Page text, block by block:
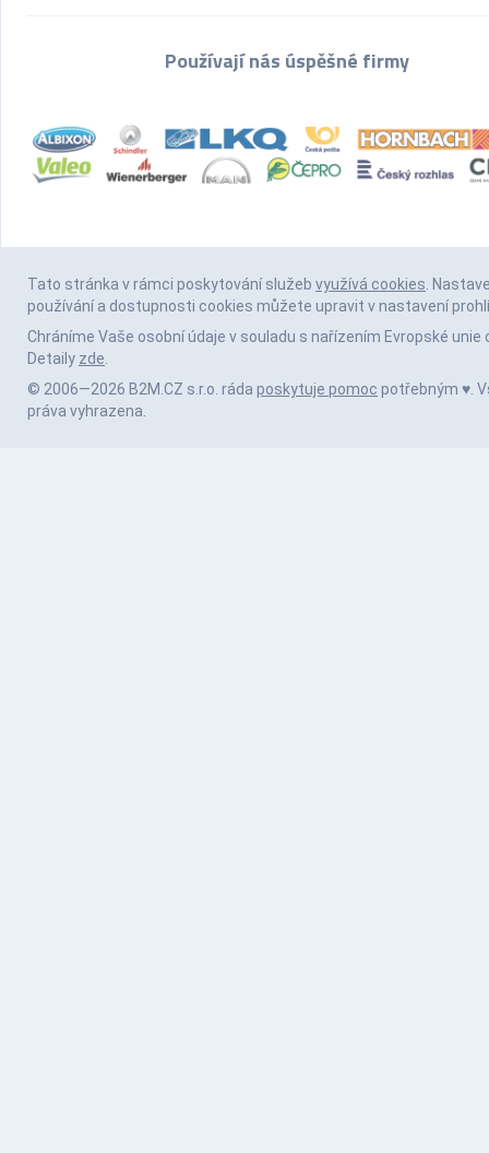
Používají nás úspěšné firmy
Tato stránka v rámci poskytování služeb využívá cookies.
používání a dostupnosti cookies můžete upravit v nastavení
Chráníme Vaše osobní údaje v souladu s nařízením Evropské unie
Detaily zde.
© 2006—2026 B2M.CZ s.r.o. ráda poskytuje pomoc potřebným ♥️.
práva vyhrazena.